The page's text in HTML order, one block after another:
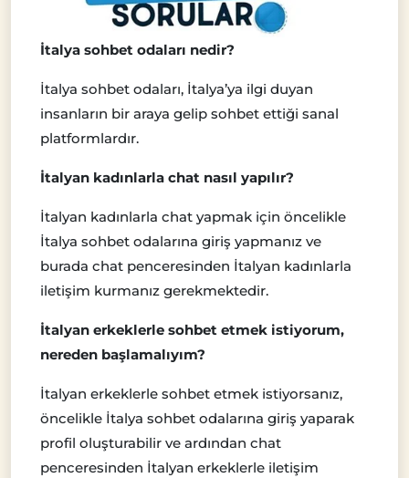
İtalya sohbet odaları nedir?
İtalya sohbet odaları, İtalya’ya ilgi duyan
insanların bir araya gelip sohbet ettiği sanal
platformlardır.
İtalyan kadınlarla chat nasıl yapılır?
İtalyan kadınlarla chat yapmak için öncelikle
İtalya sohbet odalarına giriş yapmanız ve
burada chat penceresinden İtalyan kadınlarla
iletişim kurmanız gerekmektedir.
İtalyan erkeklerle sohbet etmek istiyorum,
nereden başlamalıyım?
İtalyan erkeklerle sohbet etmek istiyorsanız,
öncelikle İtalya sohbet odalarına giriş yaparak
profil oluşturabilir ve ardından chat
penceresinden İtalyan erkeklerle iletişim